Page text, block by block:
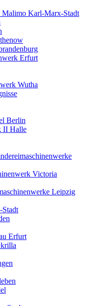
Karl-Marx-Stadt
Erfurt
Wutha
Berlin
II Halle
Victoria
Leipzig
Erfurt